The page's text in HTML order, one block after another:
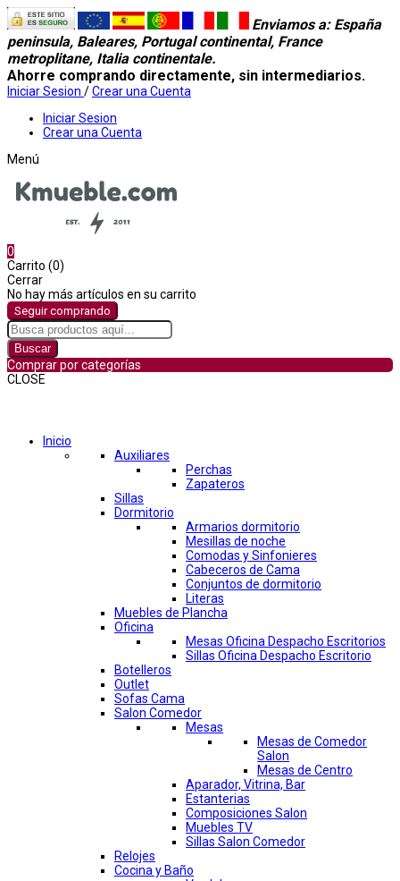
Enviamos a: España
peninsula, Baleares, Portugal continental, France
metroplitane, Italia continentale.
Ahorre comprando directamente, sin intermediarios.
Iniciar Sesion /Crear una Cuenta
Iniciar Sesion
Crear una Cuenta
Menú
0
Carrito (0)
Cerrar
No hay más artículos en su carrito
Seguir comprando
Buscar
Comprar por categorías
CLOSE
Inicio
Auxiliares
Perchas
Zapateros
Sillas
Dormitorio
Armarios dormitorio
Mesillas de noche
Comodas y Sinfonieres
Cabeceros de Cama
Conjuntos de dormitorio
Literas
Muebles de Plancha
Oficina
Mesas Oficina Despacho Escritorios
Sillas Oficina Despacho Escritorio
Botelleros
Outlet
Sofas Cama
Salon Comedor
Mesas
Mesas de Comedor
Salon
Mesas de Centro
Aparador, Vitrina, Bar
Estanterias
Composiciones Salon
Muebles TV
Sillas Salon Comedor
Relojes
Cocina y Baño